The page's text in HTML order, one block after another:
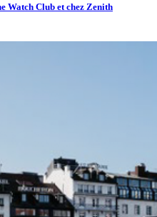
Watch Club et chez Zenith